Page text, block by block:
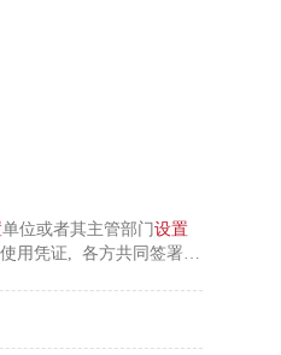
单位或者其主管部门设置
用凭证, 各方共同签署的
址公示材料, 合同协议